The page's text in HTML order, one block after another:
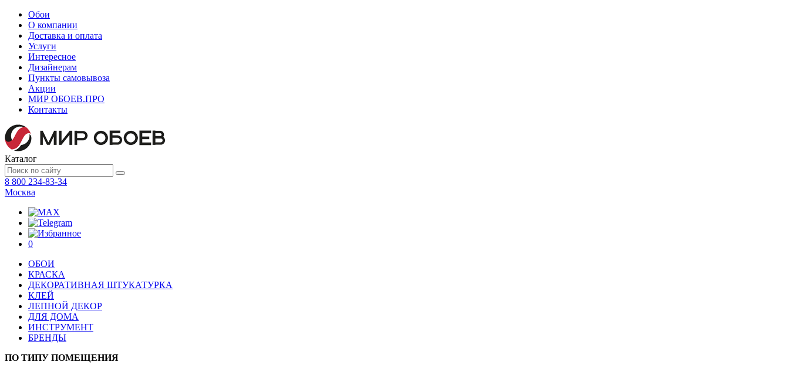
Обои
О компании
Доставка и оплата
Услуги
Интересное
Дизайнерам
Пункты самовывоза
Акции
МИР ОБОЕВ.ПРО
Контакты
Каталог
8 800 234-83-34
Москва
0
ОБОИ
КРАСКА
ДЕКОРАТИВНАЯ ШТУКАТУРКА
КЛЕЙ
ЛЕПНОЙ ДЕКОР
ДЛЯ ДОМА
ИНСТРУМЕНТ
БРЕНДЫ
ПО ТИПУ ПОМЕЩЕНИЯ